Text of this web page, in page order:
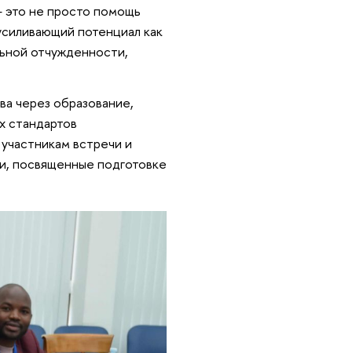
это не просто помощь
потенциал как
отчужденности,
через образование,
стандартов
встречи и
посвященные подготовке